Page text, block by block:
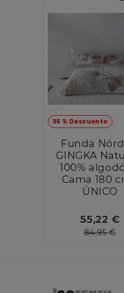
35 % Descuento
Funda
GINGKA
100%
Cama 180
ÚNICO
55,22 €
84,95 €